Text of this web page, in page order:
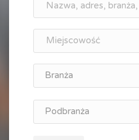
Branża
Podbranża